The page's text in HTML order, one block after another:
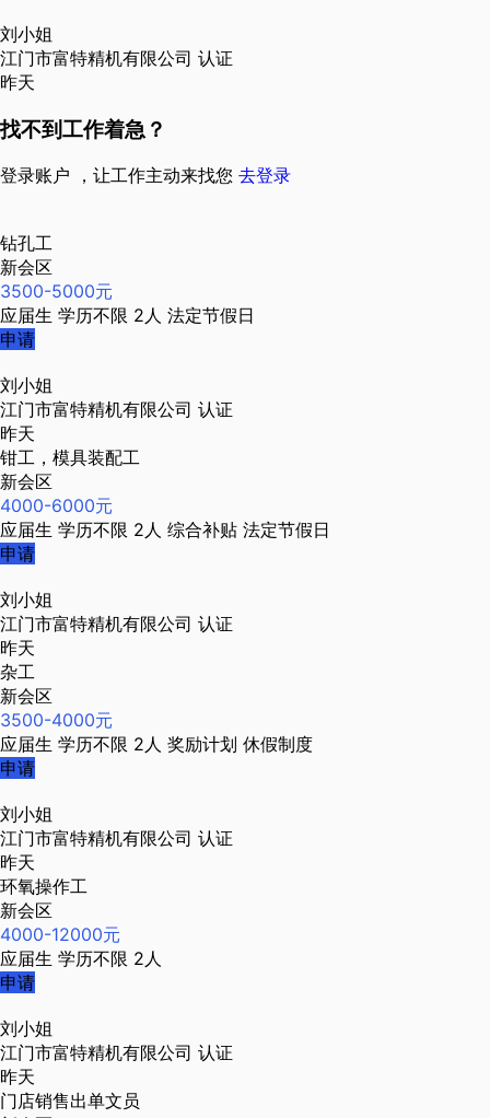
刘小姐
江门市富特精机有限公司 认证
昨天
找不到工作着急？
登录账户 ，让工作主动来找您 去登录
钻孔工
新会区
3500-5000元
应届生 学历不限 2人 法定节假日
申请
刘小姐
江门市富特精机有限公司 认证
昨天
钳工，模具装配工
新会区
4000-6000元
应届生 学历不限 2人 综合补贴 法定节假日
申请
刘小姐
江门市富特精机有限公司 认证
昨天
杂工
新会区
3500-4000元
应届生 学历不限 2人 奖励计划 休假制度
申请
刘小姐
江门市富特精机有限公司 认证
昨天
环氧操作工
新会区
4000-12000元
应届生 学历不限 2人
申请
刘小姐
江门市富特精机有限公司 认证
昨天
门店销售出单文员